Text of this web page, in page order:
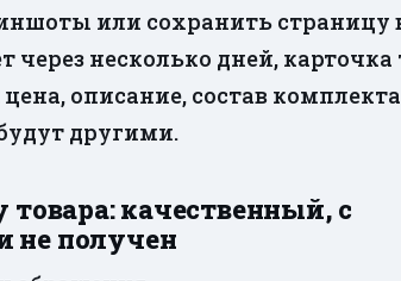
или сохранить страницу
через несколько дней, карточка
описание, состав
другими.
товара: качественный, с
не получен